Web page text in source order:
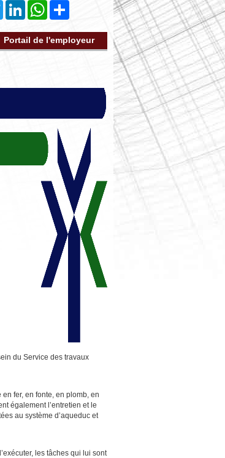
Twitter LinkedIn WhatsApp
Portail de l'employeur
du Service des travaux
fer, en fonte, en plomb, en
également l’entretien et le
au système d’aqueduc et
les tâches qui lui sont